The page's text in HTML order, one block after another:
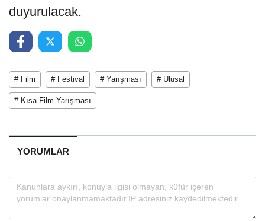
duyurulacak.
# Film # Festival # Yarışması # Ulusal
# Kısa Film Yarışması
YORUMLAR